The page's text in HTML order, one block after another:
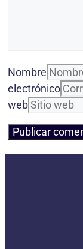
Nombre
electrónico
web